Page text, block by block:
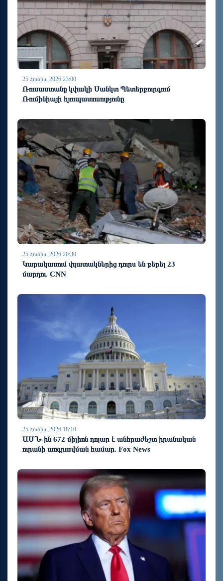
25 Հունիս, 2026 23:00
Ռուսաստանը կփակի Սանկտ Պետերբուրգում
Ռումինիայի հյուպատոսությունը
25 Հունիս, 2026 20:30
Կարակասում փլատակներից դուրս են բերել 23
մարդու. CNN
25 Հունիս, 2026 18:10
ԱՄՆ-ին 672 միլիոն դոլար է անհրաժեշտ իրանական
ուրանի առգրшվման համար. Fox News